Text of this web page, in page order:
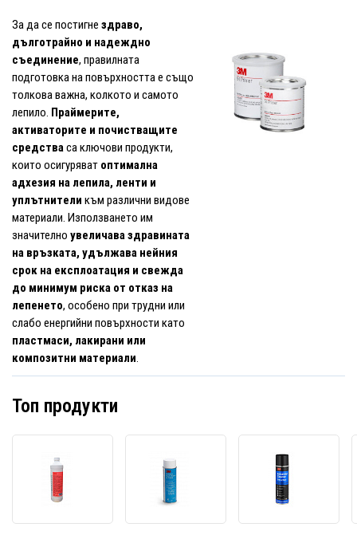
За да се постигне здраво,
дълготрайно и надеждно
съединение, правилната
подготовка на повърхността е също
толкова важна, колкото и самото
лепило. Праймерите,
активаторите и почистващите
средстваса ключови продукти,
които осигуряват оптимална
адхезия на лепила, ленти и
уплътнители към различни видове
материали. Използването им
значително увеличава здравината
на връзката, удължава нейния
срок на експлоатация и свежда
до минимум риска от отказ на
лепенето, особено при трудни или
слабо енергийни повърхности като
пластмаси, лакирани или
композитни материали.
Топ продукти
почистване
неръждаема
на